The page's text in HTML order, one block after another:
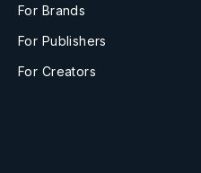
For Brands
For Publishers
For Creators